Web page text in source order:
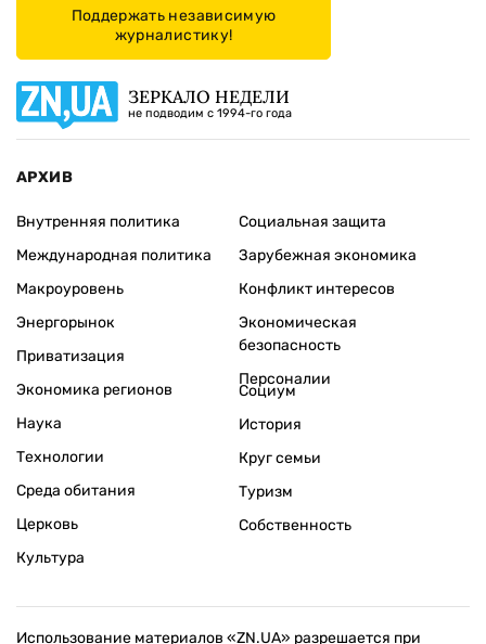
Поддержать независимую
журналистику!
ЗЕРКАЛО НЕДЕЛИ
не подводим с 1994-го года
АРХИВ
Внутренняя политика
Международная политика
Макроуровень
Энергорынок
Приватизация
Экономика регионов
Социальная защита
Зарубежная экономика
Конфликт интересов
Экономическая
безопасность
Персоналии
Наука
Технологии
Среда обитания
Церковь
Культура
Социум
История
Круг семьи
Туризм
Собственность
Использование материалов «ZN.UA» разрешается при